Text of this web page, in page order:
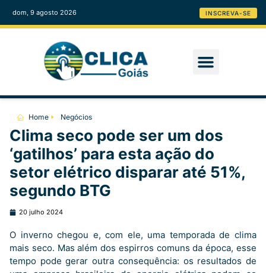
dom, 9 agosto 2026 INSCREVA-SE
Home Negócios
Clima seco pode ser um dos
‘gatilhos’ para esta ação do
setor elétrico disparar até 51%,
segundo BTG
20 julho 2024
O inverno chegou e, com ele, uma temporada de clima
mais seco. Mas além dos espirros comuns da época, esse
tempo pode gerar outra consequência: os resultados de